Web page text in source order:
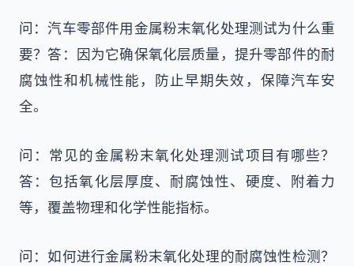
问：汽车零部件用金属粉末氧化处理测试为什么重
要？答：因为它确保氧化层质量，提升零部件的耐
腐蚀性和机械性能，防止早期失效，保障汽车安
全。
问：常见的金属粉末氧化处理测试项目有哪些？
答：包括氧化层厚度、耐腐蚀性、硬度、附着力
等，覆盖物理和化学性能指标。
问：如何进行金属粉末氧化处理的耐腐蚀性检测？